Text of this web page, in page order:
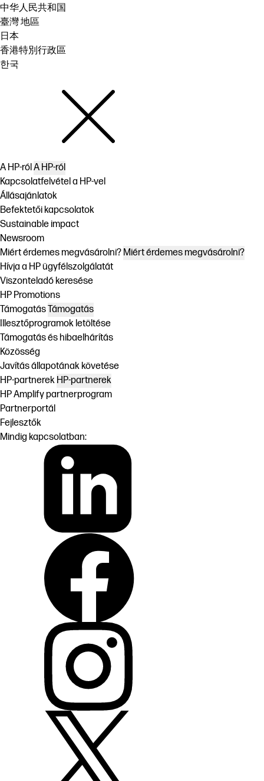
中华人民共和国
臺灣 地區
日本
香港特別行政區
한국
A HP-ról A HP-ról
Kapcsolatfelvétel a HP-vel
Állásajánlatok
Befektetői kapcsolatok
Sustainable impact
Newsroom
Miért érdemes megvásárolni? Miért érdemes megvásárolni?
Hívja a HP ügyfélszolgálatát
Viszonteladó keresése
HP Promotions
TámogatásTámogatás
Illesztőprogramok letöltése
Támogatás és hibaelhárítás
Közösség
Javítás állapotának követése
HP-partnerek HP-partnerek
HP Amplify partnerprogram
Partnerportál
Fejlesztők
Mindig kapcsolatban: